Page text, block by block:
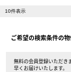
ご希望の検索条件の
無料の会員登録いただき
早くお届けいたします。